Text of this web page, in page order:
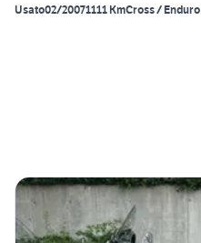
Usato02/20071111 KmCross / Enduro